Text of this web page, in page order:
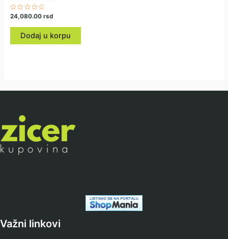
Ocenjeno
sa
0
24,080.00rsd
Dodaj u korpu
Važni linkovi